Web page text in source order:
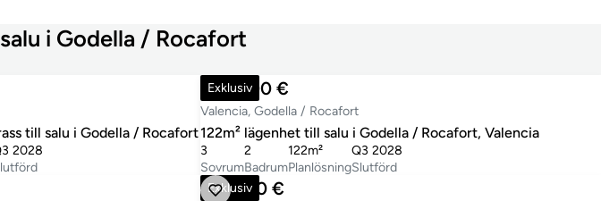
i Godella / Rocafort
till salu i Godella / Rocafort
2028
Exklusiv
360 000 €
Valencia, Godella / Rocafort
122m² lägenhet till salu i Godella / Rocafort, Valencia
Sovrum
3
Badrum
2
Planlösning
122m²
Slutförd
Q3 2028
Exklusiv
612 500 €